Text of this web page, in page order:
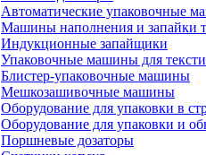
Автоматические упаковочные
Машины наполнения и запайки
Индукционные запайщики
Упаковочные машины для
Блистер-упаковочные машины
Мешкозашивочные машины
Оборудование для упаковки в
Оборудование для упаковки и
Поршневые дозаторы